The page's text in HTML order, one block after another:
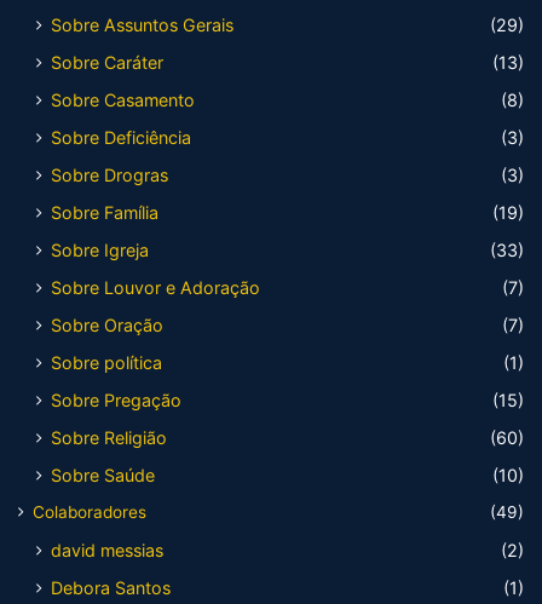
Sobre Assuntos Gerais
(29)
Sobre Caráter
(13)
Sobre Casamento
(8)
Sobre Deficiência
(3)
Sobre Drogras
(3)
Sobre Família
(19)
Sobre Igreja
(33)
Sobre Louvor e Adoração
(7)
Sobre Oração
(7)
Sobre política
(1)
Sobre Pregação
(15)
Sobre Religião
(60)
Sobre Saúde
(10)
Colaboradores (49)
david messias
(2)
Debora Santos
(1)